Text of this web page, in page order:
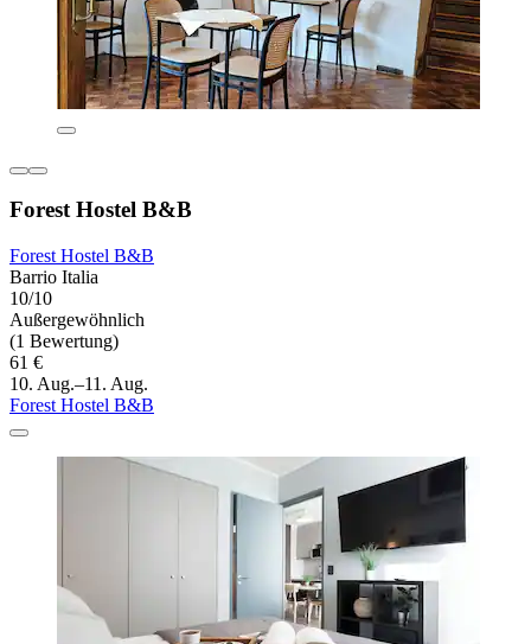
Forest Hostel B&B
Forest Hostel B&B
Barrio Italia
10/10
Außergewöhnlich
(1 Bewertung)
61 €
10. Aug.–11. Aug.
Forest Hostel B&B